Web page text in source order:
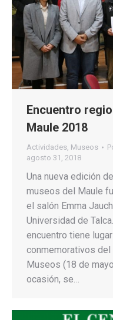
Encuentro
Maule 2018
Actividades Museos
agosto 31, 2018
Una nueva edición
museos del Maule
el salón Emma
Universidad de
encuentro tiene
conmemorativos
Museos (18 de
ocasión, se…